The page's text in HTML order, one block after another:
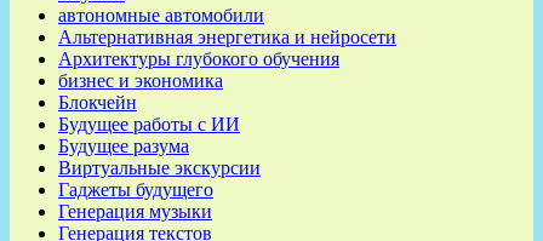
автономные автомобили
Альтернативная энергетика и нейросети
Архитектуры глубокого обучения
бизнес и экономика
Блокчейн
Будущее работы с ИИ
Будущее разума
Виртуальные экскурсии
Гаджеты будущего
Генерация музыки
Генерация текстов